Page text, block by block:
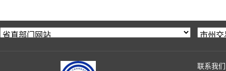
联系我们